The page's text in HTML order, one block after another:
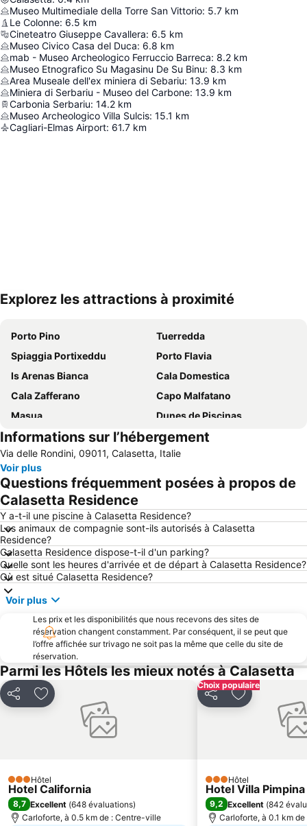
Museo Multimediale della Torre San Vittorio: 5.7 km
Le Colonne: 6.5 km
Cineteatro Giuseppe Cavallera: 6.5 km
Museo Civico Casa del Duca: 6.8 km
mab - Museo Archeologico Ferruccio Barreca: 8.2 km
Museo Etnografico Su Magasinu De Su Binu: 8.3 km
Area Museale dell'ex miniera di Sebariu: 13.9 km
Miniera di Serbariu - Museo del Carbone: 13.9 km
Carbonia Serbariu: 14.2 km
Museo Archeologico Villa Sulcis: 15.1 km
Cagliari-Elmas Airport: 61.7 km
Explorez les attractions à proximité
Porto Pino
Tuerredda
Spiaggia Portixeddu
Porto Flavia
Is Arenas Bianca
Cala Domestica
Cala Zafferano
Capo Malfatano
Masua
Dunes de Piscinas
Spiaggia Maladroxia
Su Giudeu
Villaggio Ipogeo
Sant'Antioco
Spiaggia Maladroxia
Spiaggia Fontanamare
Miniera di Nebida
Masua
Porto Pino
Scivu
Miniera di Ingurtosu
Spiaggia Piscinas
Informations sur l’hébergement
Via delle Rondini, 09011, Calasetta, Italie
Voir plus
Questions fréquemment posées à propos de
Calasetta Residence
Y a-t-il une piscine à Calasetta Residence?
Les animaux de compagnie sont-ils autorisés à Calasetta
Residence?
Calasetta Residence dispose-t-il d'un parking?
Quelle sont les heures d'arrivée et de départ à Calasetta Residence?
Où est situé Calasetta Residence?
Voir plus
Les prix et les disponibilités que nous recevons des sites de
réservation changent constamment. Par conséquent, il se peut que
l’offre affichée sur trivago ne soit pas la même que celle du site de
réservation.
Parmi les Hôtels les mieux notés à Calasetta
PartagerAjouter à mes favoris
3 Étoiles
Hôtel
Hotel California
8,7 Excellent (648 évaluations)
Carloforte, à 0.5 km de : Centre-ville
Choix populaire
PartagerAjouter à
3 Étoiles
Hôtel
Hotel Villa Pimpina
9,2 Excellent (842
Carloforte, à 0.1 km